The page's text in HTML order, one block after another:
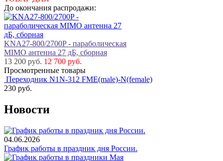
До окончания распродажи:
KNA27-800/2700P - параболическая
MIMO антенна 27 дБ, сборная
13 200 руб. 12 700 руб.
Просмотренные товары
Переходник N1N-312 FME(male)-N(female)
230 руб.
Новости
04.06.2026
График работы в праздник дня России.